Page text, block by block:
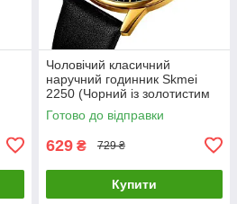
Чоловічий класичний
наручний годинник Skmei
2250 (Чорний із золотистим
корпусом)
Готово до відправки
629 ₴ 729 ₴
Купити